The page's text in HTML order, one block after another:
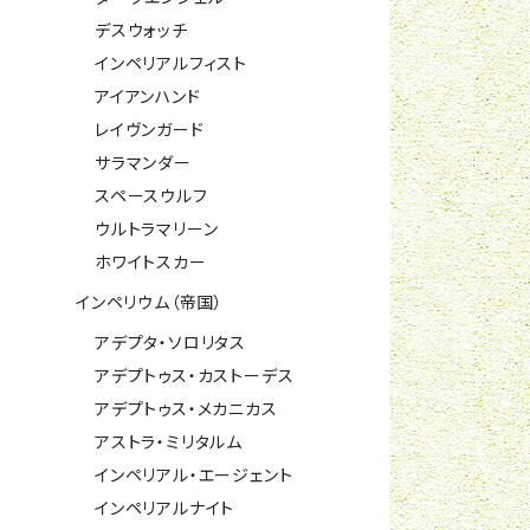
デスウォッチ
インペリアルフィスト
アイアンハンド
レイヴンガード
サラマンダー
スペースウルフ
ウルトラマリーン
ホワイトスカー
インペリウム（帝国）
アデプタ・ソロリタス
アデプトゥス・カストーデス
アデプトゥス・メカニカス
アストラ・ミリタルム
インペリアル・エージェント
インペリアルナイト